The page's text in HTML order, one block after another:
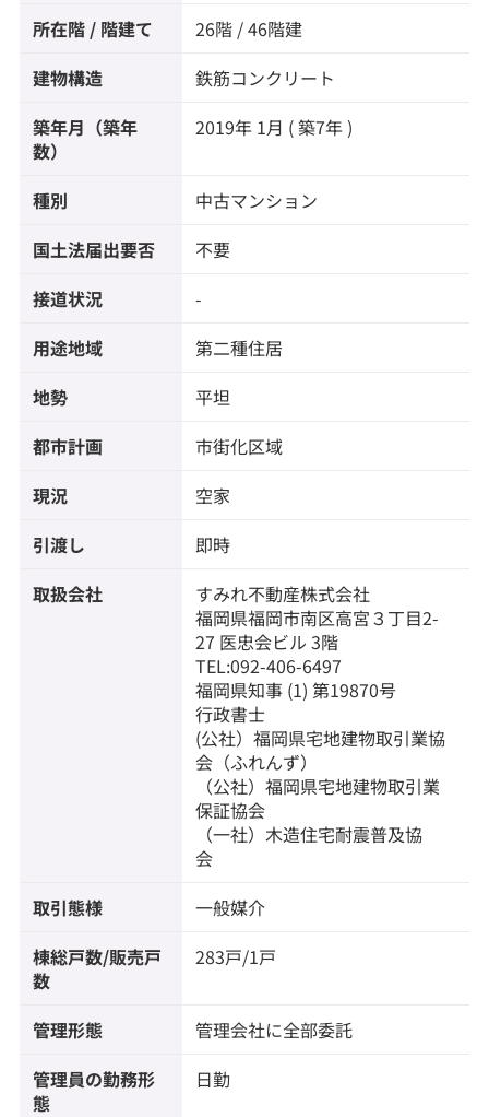
所在階 / 階建て 26階 / 46階建
建物構造 鉄筋コンクリート
築年月（築年
数）
2019年 1月 ( 築7年 )
種別 中古マンション
国土法届出要否 不要
接道状況 -
用途地域 第二種住居
地勢 平坦
都市計画 市街化区域
現況 空家
引渡し 即時
取扱会社
すみれ不動産株式会社
福岡県福岡市南区高宮３丁目2-
27 医忠会ビル 3階
TEL:092-406-6497
福岡県知事 (1) 第19870号
行政書士
(公社）福岡県宅地建物取引業協
会（ふれんず）
（公社）福岡県宅地建物取引業
保証協会
（一社）木造住宅耐震普及協
会
取引態様 一般媒介
棟総戸数/販売戸
数
283戸/1戸
管理形態 管理会社に全部委託
管理員の勤務形
態
日勤